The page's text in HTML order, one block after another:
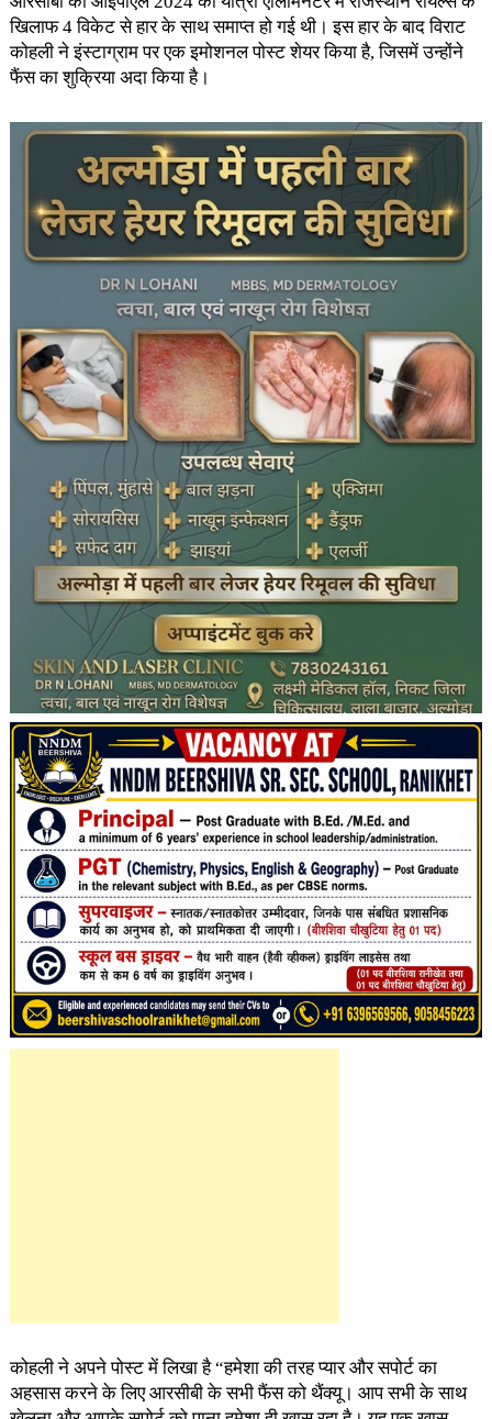
खिलाफ 4 विकेट से हार के साथ समाप्त हो गई थी। इस हार के बाद विराट
कोहली ने इंस्टाग्राम पर एक इमोशनल पोस्ट शेयर किया है, जिसमें उन्होंने
फैंस का शुक्रिया अदा किया है।
कोहली ने अपने पोस्ट में लिखा है “हमेशा की तरह प्यार और सपोर्ट का
अहसास करने के लिए आरसीबी के सभी फैंस को थैंक्यू। आप सभी के साथ